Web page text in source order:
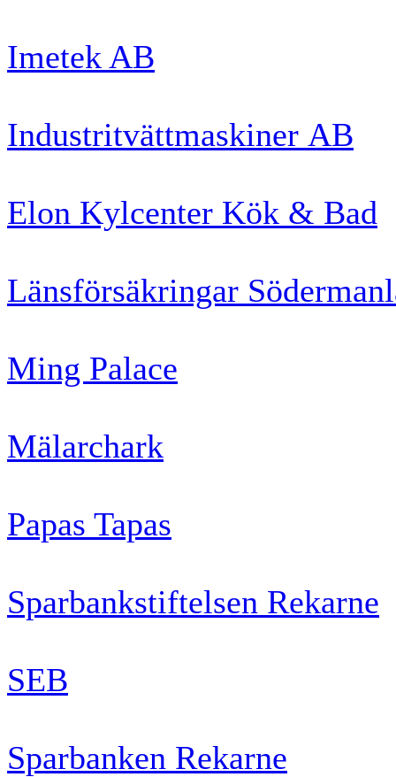
Imetek AB
Industritvättmaskiner AB
Elon Kylcenter Kök & Bad
Länsförsäkringar
Ming Palace
Mälarchark
Papas Tapas
Sparbankstiftelsen Rekarne
SEB
Sparbanken Rekarne